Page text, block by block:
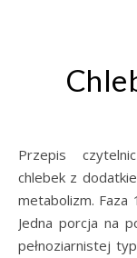
Przepis czytelniczki. Przyjemnie słodkawy, wilgotny
chlebek z
metabolizm. Faza
Jedna porcja na
pełnoziarnistej